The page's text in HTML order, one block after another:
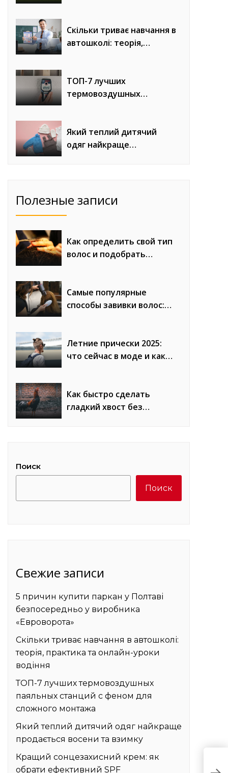
Скільки триває навчання в
автошколі: теорія,
ТОП-7 лучших
термовоздушных
монтажа
Який теплий дитячий
одяг найкраще
Полезные записи
Как определить свой тип
волос и подобрать
Самые популярные
способы завивки волос:
Летние прически 2025:
что сейчас в моде и как
Как быстро сделать
гладкий хвост без
Поиск
Поиск
Свежие записи
5 причин купити паркан у Полтаві
безпосередньо у виробника
«Евроворота»
Скільки триває навчання в автошколі:
теорія, практика та онлайн-уроки
водіння
ТОП-7 лучших термовоздушных
паяльных станций с феном для
сложного монтажа
Який теплий дитячий одяг найкраще
продається восени та взимку
Кращий сонцезахисний крем: як
обрати ефективний SPF